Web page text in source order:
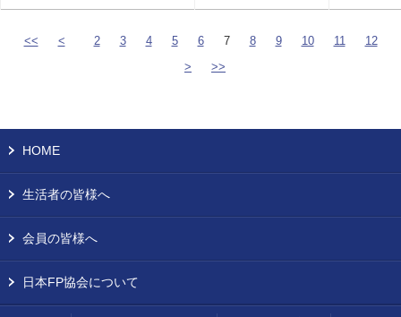
<< < 2 3 4 5 6 7 8 9 10 11
12
>
>>
HOME
生活者の皆様へ
会員の皆様へ
日本FP協会について